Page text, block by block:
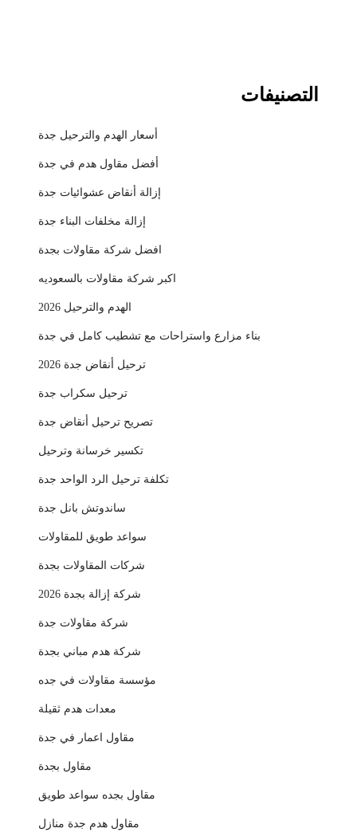
التصنيفات
أسعار الهدم والترحيل جدة
أفضل مقاول هدم في جدة
إزالة أنقاض عشوائيات جدة
إزالة مخلفات البناء جدة
افضل شركة مقاولات بجدة
اكبر شركة مقاولات بالسعوديه
الهدم والترحيل 2026
بناء مزارع واستراحات مع تشطيب كامل في جدة
ترحيل أنقاض جدة 2026
ترحيل سكراب جدة
تصريح ترحيل أنقاض جدة
تكسير خرسانة وترحيل
تكلفة ترحيل الرد الواحد جدة
ساندوتش بانل جدة
سواعد طويق للمقاولات
شركات المقاولات بجدة
شركة إزالة بجدة 2026
شركة مقاولات جدة
شركة هدم مباني بجدة
مؤسسة مقاولات في جده
معدات هدم ثقيلة
مقاول اعمار في جدة
مقاول بجدة
مقاول بجده سواعد طويق
مقاول هدم جدة منازل